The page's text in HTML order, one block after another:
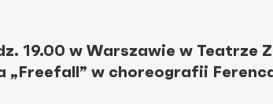
19.00 w Warszawie w Teatrze
„Freefall” w choreografii